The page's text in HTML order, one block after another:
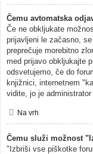
Čemu avtomatska
Če ne obkljukate
prijavljeni le začasno,
preprečuje morebitno
med prijavo obkljukajte
odsvetujemo, če do
knjižnici, internetnem
vidite, jo je administrator
Na vrh
Čemu služi možnost
"Izbriši vse piškotke